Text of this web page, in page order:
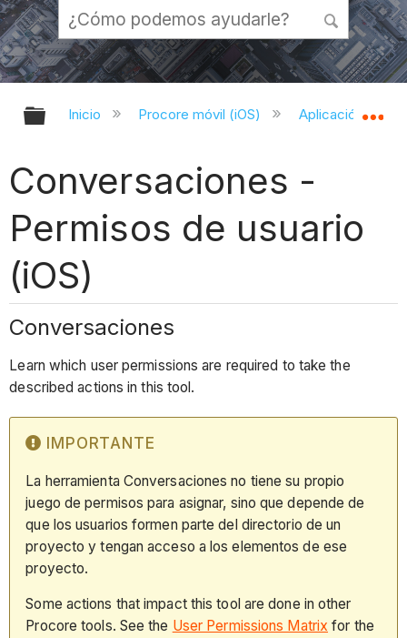
Expandir/contraer jerarquía global
Inicio Procore móvil (iOS) Aplicación
Conversaciones -
Permisos de usuario
(iOS)
Conversaciones
Learn which user permissions are required to take the
described actions in this tool.
IMPORTANTE
La herramienta Conversaciones no tiene su propio
juego de permisos para asignar, sino que depende de
que los usuarios formen parte del directorio de un
proyecto y tengan acceso a los elementos de ese
proyecto.
Some actions that impact this tool are done in other
Procore tools. See the User Permissions Matrix for the